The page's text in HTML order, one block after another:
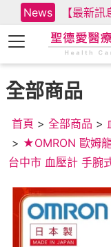
News 【最新
全部商品
首頁 > 全部商品 >
> ★OMRON 歐姆
台中市 血壓計 手腕